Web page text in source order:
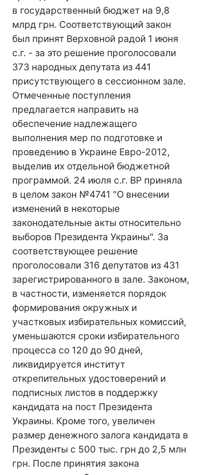
в государственный бюджет на 9,8
млрд грн. Соответствующий закон
был принят Верховной радой 1 июня
с.г. - за это решение проголосовали
373 народных депутата из 441
присутствующего в сессионном зале.
Отмеченные поступления
предлагается направить на
обеспечение надлежащего
выполнения мер по подготовке и
проведению в Украине Евро-2012,
выделив их отдельной бюджетной
программой. 24 июля с.г. ВР приняла
в целом закон №4741 "О внесении
изменений в некоторые
законодательные акты относительно
выборов Президента Украины". За
соответствующее решение
проголосовали 316 депутатов из 431
зарегистрированного в зале. Законом,
в частности, изменяется порядок
формирования окружных и
участковых избирательных комиссий,
уменьшаются сроки избирательного
процесса со 120 до 90 дней,
ликвидируется институт
открепительных удостоверений и
подписных листов в поддержку
кандидата на пост Президента
Украины. Кроме того, увеличен
размер денежного залога кандидата в
Президенты с 500 тыс. грн до 2,5 млн
грн. После принятия закона